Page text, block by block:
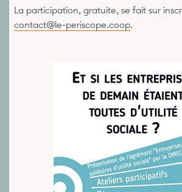
La participation, gratuite, se fait sur
contact@le-periscope.coop.